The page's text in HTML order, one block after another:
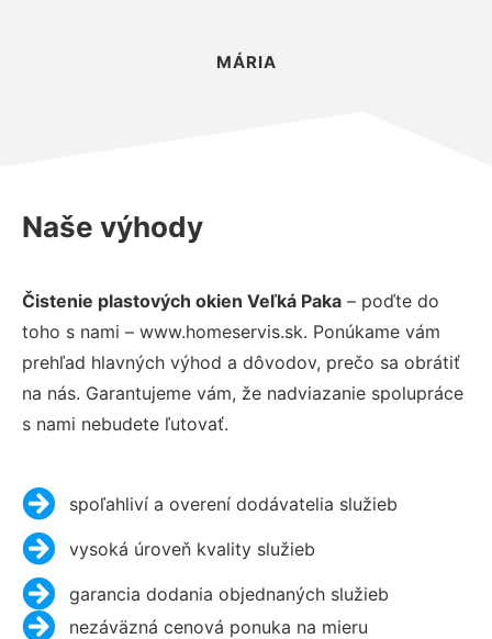
MÁRIA
Naše výhody
Čistenie plastových okien Veľká Paka – poďte do
toho s nami – www.homeservis.sk. Ponúkame vám
prehľad hlavných výhod a dôvodov, prečo sa obrátiť
na nás. Garantujeme vám, že nadviazanie spolupráce
s nami nebudete ľutovať.
spoľahliví a overení dodávatelia služieb
vysoká úroveň kvality služieb
garancia dodania objednaných služieb
nezáväzná cenová ponuka na mieru